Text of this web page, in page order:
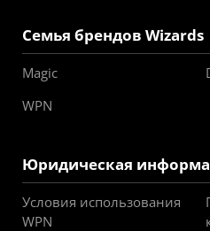
Семья брендов Wizards
Magic
WPN
Юридическая
Условия использования
WPN